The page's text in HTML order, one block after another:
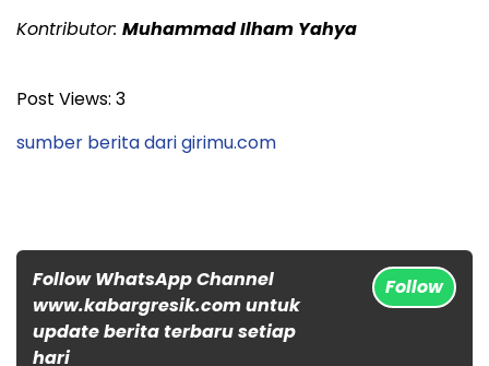
Kontributor: Muhammad Ilham Yahya
Post Views: 3
sumber berita dari girimu.com
Follow WhatsApp Channel
www.kabargresik.com untuk
update berita terbaru setiap
hari
Follow